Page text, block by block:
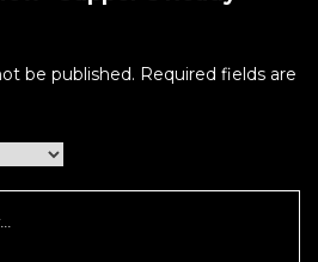
be published. Required fields are